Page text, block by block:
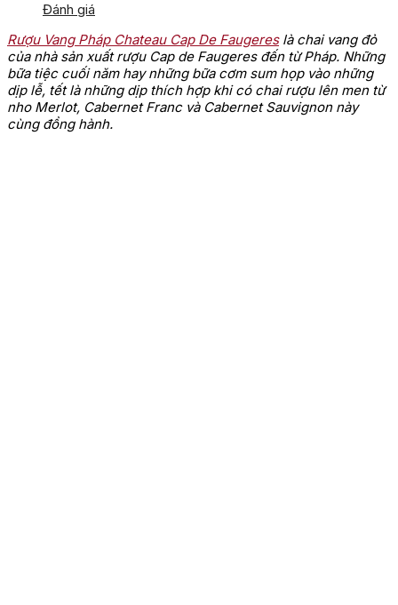
Đánh giá
Rượu Vang Pháp Chateau Cap De Faugereslà chai vang đỏ
của nhà sản xuất rượu Cap de Faugeres đến từ Pháp. Những
bữa tiệc cuối năm hay những bữa cơm sum họp vào những
dịp lễ, tết ​​là những dịp thích hợp khi có chai rượu lên men từ
nho Merlot, Cabernet Franc và Cabernet Sauvignon này
cùng đồng hành.